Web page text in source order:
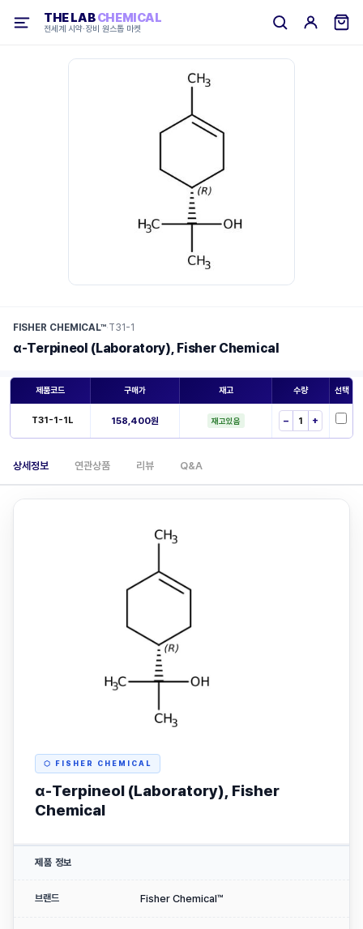
THE LABCHEMICAL
전세계 시약·장비 원스톱 마켓
FISHER CHEMICAL™·T31-1
α-Terpineol (Laboratory), Fisher Chemical
제품코드 구매가 재고 수량 선택
T31-1-1L 158,400원 재고있음 − +
상세정보 연관상품 리뷰 Q&A
⬡ FISHER CHEMICAL
α-Terpineol (Laboratory), Fisher
Chemical
제품 정보
브랜드 Fisher Chemical™